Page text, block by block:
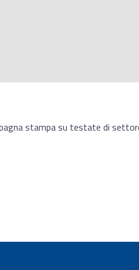
stampa su testate di